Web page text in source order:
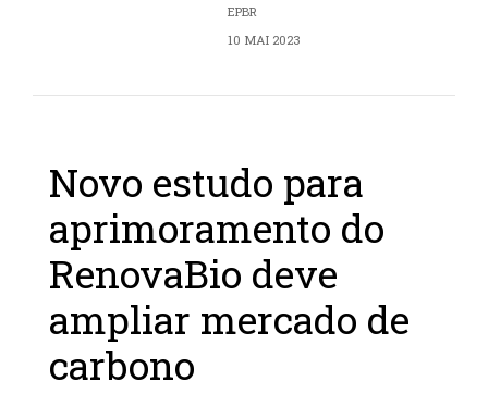
EPBR
10 MAI 2023
Novo estudo para
aprimoramento do
RenovaBio deve
ampliar mercado de
carbono